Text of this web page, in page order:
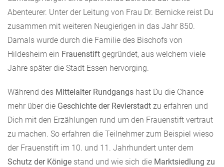
Abenteurer. Unter der Leitung von Frau Dr. Bernicke reist Du
zusammen mit weiteren Neugierigen in das Jahr 850.
Damals wurde durch die Familie des Bischofs von
Hildesheim ein Frauenstift gegründet, aus welchem viele
Jahre später die Stadt Essen hervorging.
Während des Mittelalter Rundgangs hast Du die Chance
mehr über die Geschichte der Revierstadt zu erfahren und
Dich mit den Erzählungen rund um den Frauenstift vertraut
zu machen. So erfahren die Teilnehmer zum Beispiel wieso
der Frauenstift im 10. und 11. Jahrhundert unter dem
Schutz der Könige stand und wie sich die Marktsiedlung zu